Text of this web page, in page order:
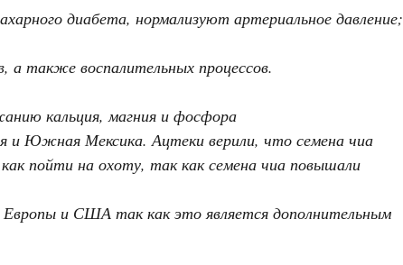
диабета, нормализуют артериальное давление;
а также воспалительных процессов.
кальция, магния и фосфора
и Южная Мексика. Ацтеки верили, что семена чиа
пойти на охоту, так как семена чиа повышали
Европы и США так как это является дополнительным